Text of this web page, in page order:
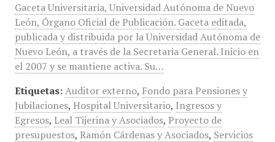
Gaceta Universitaria, Universidad Autónoma de Nuevo
León, Órgano Oficial de Publicación. Gaceta editada,
publicada y distribuida por la Universidad Autónoma de
Nuevo León, a través de la Secretaria General. Inicio en
el 2007 y se mantiene activa. Su…
Etiquetas: Auditor externo, Fondo para Pensiones y
Jubilaciones, Hospital Universitario, Ingresos y
Egresos, Leal Tijerina y Asociados, Proyecto de
presupuestos, Ramón Cárdenas y Asociados, Servicios